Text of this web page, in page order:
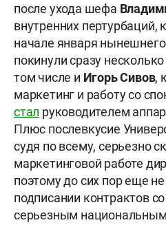
после ухода шефа
внутренних
начале января
покинули сразу
том числе и Игорь Сивов,
маркетинг и работу со
стал руководителем
Плюс послевкусие
судя по всему, серьезно
маркетинговой работе
поэтому до сих пор еще
подписании контрактов
серьезным